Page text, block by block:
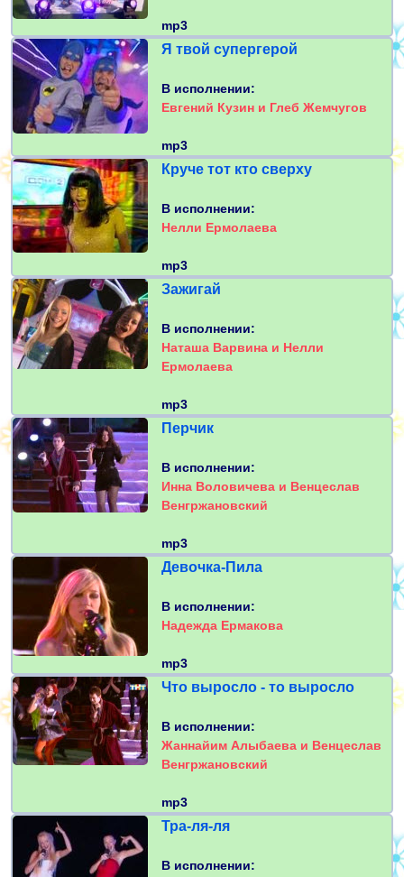
mp3
Я твой супергерой
В исполнении:
Евгений Кузин и Глеб Жемчугов
mp3
Круче тот кто сверху
В исполнении:
Нелли Ермолаева
mp3
Зажигай
В исполнении:
Наташа Варвина и Нелли
Ермолаева
mp3
Перчик
В исполнении:
Инна Воловичева и Венцеслав
Венгржановский
mp3
Девочка-Пила
В исполнении:
Надежда Ермакова
mp3
Что выросло - то выросло
В исполнении:
Жаннайим Алыбаева и Венцеслав
Венгржановский
mp3
Тра-ля-ля
В исполнении: